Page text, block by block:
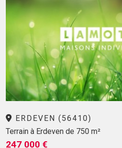
ERDEVEN (56410)
Terrain à Erdeven de 750 m²
247 000 €